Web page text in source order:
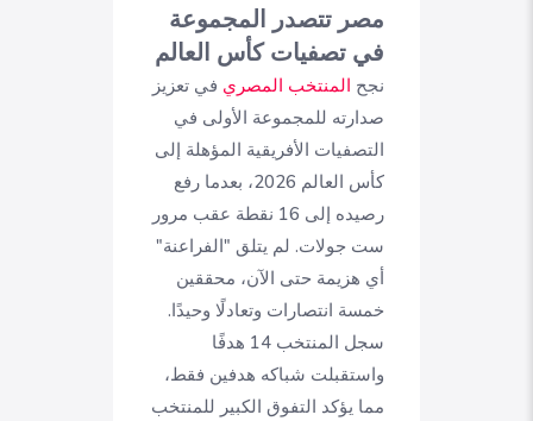
مصر تتصدر المجموعة
في تصفيات كأس العالم
نجح المنتخب المصري في تعزيز
صدارته للمجموعة الأولى في
التصفيات الأفريقية المؤهلة إلى
كأس العالم 2026، بعدما رفع
رصيده إلى 16 نقطة عقب مرور
ست جولات. لم يتلق "الفراعنة"
أي هزيمة حتى الآن، محققين
خمسة انتصارات وتعادلًا وحيدًا.
سجل المنتخب 14 هدفًا
واستقبلت شباكه هدفين فقط،
مما يؤكد التفوق الكبير للمنتخب